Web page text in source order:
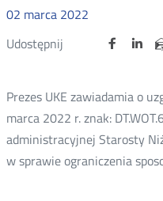
02 marca 2022
Udostępnij
Udostępnij
Otwórz
na
Otwórz
na
Prezes UKE zawiadamia o
marca 2022 r. znak:
administracyjnej Starosty
w sprawie ograniczenia